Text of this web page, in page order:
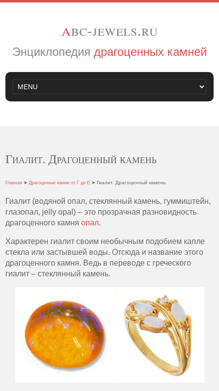
abc-jewels.ru
Энциклопедия драгоценных камней
Гиалит. Драгоценный камень
Главная ➤ Драгоценные камни от Г до Е ➤ Гиалит. Драгоценный камень
Гиалит (водяной опал, стеклянный камень, гуммиштейн,
глазопал, jelly opal) – это прозрачная разновидность
драгоценного камняопал.
Характерен гиалит своим необычным подобием капле
стекла или застывшей воды. Отсюда и название этого
драгоценного камня. Ведь в переводе с греческого
гиалит – стеклянный камень.